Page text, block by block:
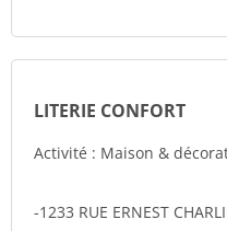
LITERIE CONFORT
Activité : Maison &
-1233 RUE ERNEST